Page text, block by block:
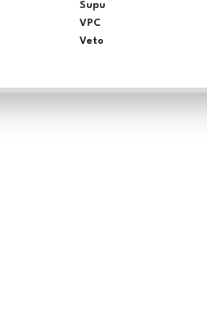
Supu
VPC
Veto